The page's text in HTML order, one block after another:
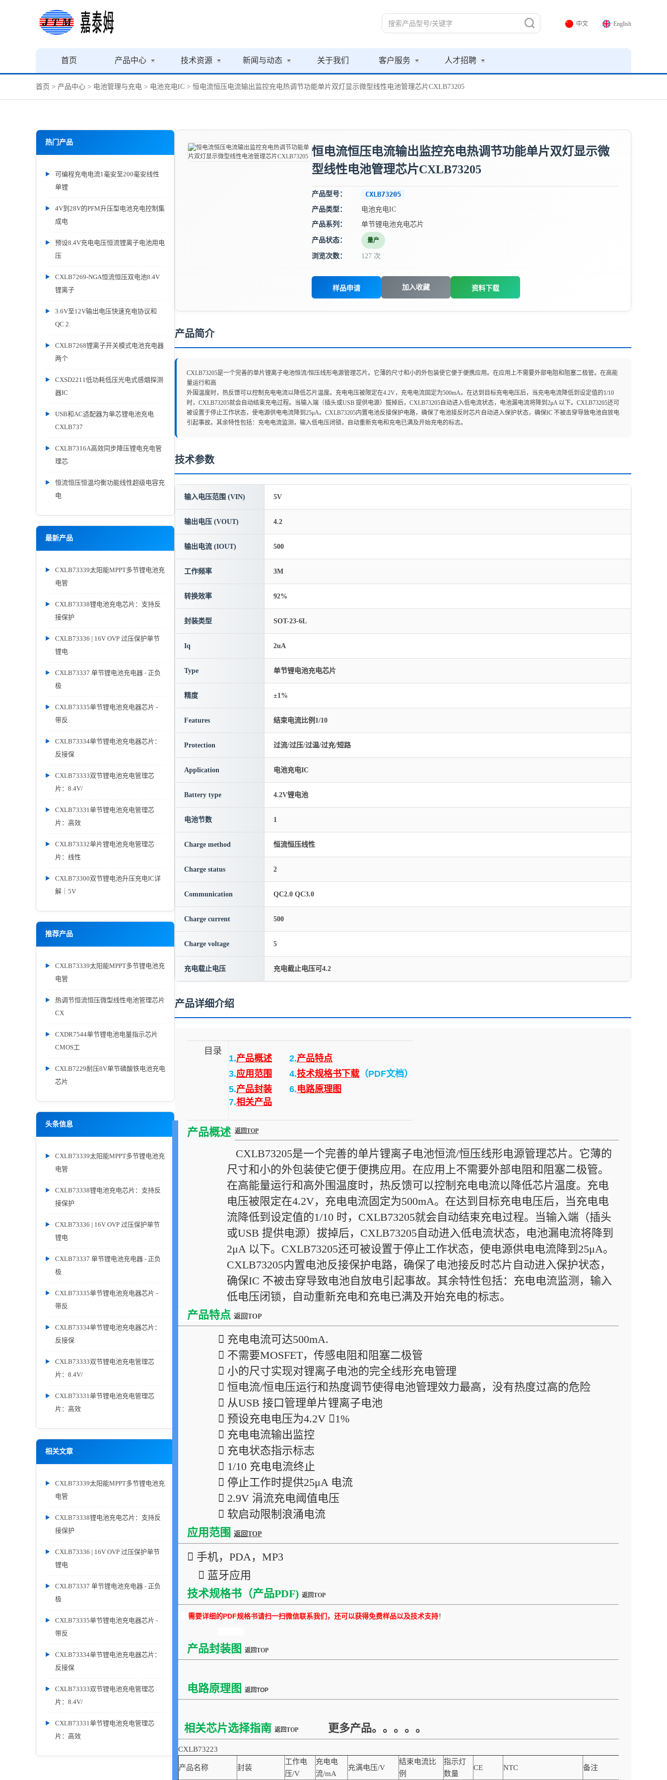
中文 English
首页 产品中心 技术资源 新闻与动态 关于我们 客户服务 人才招聘
首页 > 产品中心 > 电池管理与充电 > 电池充电IC > 恒电流恒压电流输出监控充电热调节功能单片双灯显示微型线性电池管理芯片CXLB73205
热门产品
可编程充电电流1毫安至200毫安线性
单锂
4V到28V的PFM升压型电池充电控制集
成电
预设8.4V充电电压恒流锂离子电池用电
压
CXLB7269-NGA恒流恒压双电池8.4V
锂离子
3.6V至12V输出电压快速充电协议和
QC 2.
CXLB7268锂离子开关模式电池充电器
两个
CXSD2211低功耗低压光电式感烟探测
器IC
USB和AC适配器为单芯锂电池充电
CXLB737
CXLB7316A高效同步降压锂电充电管
理芯
恒流恒压恒温均衡功能线性超级电容充
电
最新产品
CXLB73339太阳能MPPT多节锂电池充
电管
CXLB73338锂电池充电芯片：支持反
接保护
CXLB73336 | 16V OVP 过压保护单节
锂电
CXLB73337 单节锂电池充电器 - 正负
极
CXLB73335单节锂电池充电器芯片 -
带反
CXLB73334单节锂电池充电器芯片：
反接保
CXLB73333双节锂电池充电管理芯
片：8.4V/
CXLB73331单节锂电池充电管理芯
片：高效
CXLB73332单片锂电池充电管理芯
片：线性
CXLB73300双节锂电池升压充电IC详
解｜5V
推荐产品
CXLB73339太阳能MPPT多节锂电池充
电管
热调节恒流恒压微型线性电池管理芯片
CX
CXDR7544单节锂电池电量指示芯片
CMOS工
CXLB7229耐压8V单节磷酸铁电池充电
芯片
头条信息
CXLB73339太阳能MPPT多节锂电池充
电管
CXLB73338锂电池充电芯片：支持反
接保护
CXLB73336 | 16V OVP 过压保护单节
锂电
CXLB73337 单节锂电池充电器 - 正负
极
CXLB73335单节锂电池充电器芯片 -
带反
CXLB73334单节锂电池充电器芯片：
反接保
CXLB73333双节锂电池充电管理芯
片：8.4V/
CXLB73331单节锂电池充电管理芯
片：高效
相关文章
CXLB73339太阳能MPPT多节锂电池充
电管
CXLB73338锂电池充电芯片：支持反
接保护
CXLB73336 | 16V OVP 过压保护单节
锂电
CXLB73337 单节锂电池充电器 - 正负
极
CXLB73335单节锂电池充电器芯片 -
带反
CXLB73334单节锂电池充电器芯片：
反接保
CXLB73333双节锂电池充电管理芯
片：8.4V/
CXLB73331单节锂电池充电管理芯
片：高效
恒电流恒压电流输出监控充电热调节功能单片双灯显示微
型线性电池管理芯片CXLB73205
产品型号： CXLB73205
产品类型：
电池充电IC
产品系列：
单节锂电池充电芯片
产品状态： 量产
浏览次数： 127 次
样品申请 加入收藏 资料下载
产品简介
CXLB73205是一个完善的单片锂离子电池恒流/恒压线形电源管理芯片。它薄的尺寸和小的外包装使它便于便携应用。在应用上不需要外部电阻和阻塞二极管。在高能
量运行和高
外围温度时，热反馈可以控制充电电流以降低芯片温度。充电电压被限定在4.2V，充电电流固定为500mA。在达到目标充电电压后，当充电电流降低到设定值的1/10
时，CXLB73205就会自动结束充电过程。当输入端（插头或USB 提供电源）拔掉后，CXLB73205自动进入低电流状态，电池漏电流将降到2μA 以下。CXLB73205还可
被设置于停止工作状态，使电源供电电流降到25μA。CXLB73205内置电池反接保护电路，确保了电池接反时芯片自动进入保护状态，确保IC 不被击穿导致电池自放电
引起事故。其余特性包括：充电电流监测，输入低电压闭锁，自动重新充电和充电已满及开始充电的标志。
技术参数
输入电压范围 (VIN) 5V
输出电压 (VOUT) 4.2
输出电流 (IOUT) 500
工作频率 3M
转换效率 92%
封装类型 SOT-23-6L
Iq 2uA
Type 单节锂电池充电芯片
精度 ±1%
Features 结束电流比例1/10
Protection 过流/过压/过温/过充/短路
Application 电池充电IC
Battery type 4.2V锂电池
电池节数 1
Charge method 恒流恒压线性
Charge status 2
Communication QC2.0 QC3.0
Charge current 500
Charge voltage 5
充电载止电压 充电截止电压可4.2
产品详细介绍
目录
1.产品概述 2.产品特点
3.应用范围 4.技术规格书下载 （PDF文档）
5.产品封装 6.电路原理图
7.相关产品
产品概述 返回TOP
CXLB73205是一个完善的单片锂离子电池恒流/恒压线形电源管理芯片。它薄的
尺寸和小的外包装使它便于便携应用。在应用上不需要外部电阻和阻塞二极管。
在高能量运行和高外围温度时，热反馈可以控制充电电流以降低芯片温度。充电
电压被限定在4.2V，充电电流固定为500mA。在达到目标充电电压后，当充电电
流降低到设定值的1/10 时，CXLB73205就会自动结束充电过程。当输入端（插头
或USB 提供电源）拔掉后，CXLB73205自动进入低电流状态，电池漏电流将降到
2μA 以下。CXLB73205还可被设置于停止工作状态，使电源供电电流降到25μA。
CXLB73205内置电池反接保护电路，确保了电池接反时芯片自动进入保护状态，
确保IC 不被击穿导致电池自放电引起事故。其余特性包括：充电电流监测，输入
低电压闭锁，自动重新充电和充电已满及开始充电的标志。
产品特点 返回TOP
 充电电流可达500mA.
 不需要MOSFET，传感电阻和阻塞二极管
 小的尺寸实现对锂离子电池的完全线形充电管理
 恒电流/恒电压运行和热度调节使得电池管理效力最高，没有热度过高的危险
 从USB 接口管理单片锂离子电池
 预设充电电压为4.2V 1%
 充电电流输出监控
 充电状态指示标志
 1/10 充电电流终止
 停止工作时提供25μA 电流
 2.9V 涓流充电阈值电压
 软启动限制浪涌电流
应用范围 返回TOP
 手机，PDA，MP3
 蓝牙应用
技术规格书（产品PDF) 返回TOP
需要详细的PDF规格书请扫一扫微信联系我们，还可以获得免费样品以及技术支持！
产品封装图 返回TOP
电路原理图 返回TOP
相关芯片选择指南 返回TOP 更多产品。。。。。
CXLB73223
产品名称 封装
工作电
压/V
充电电
流/mA
充满电压/V
结束电流比
例
指示灯
数量
CE NTC 备注